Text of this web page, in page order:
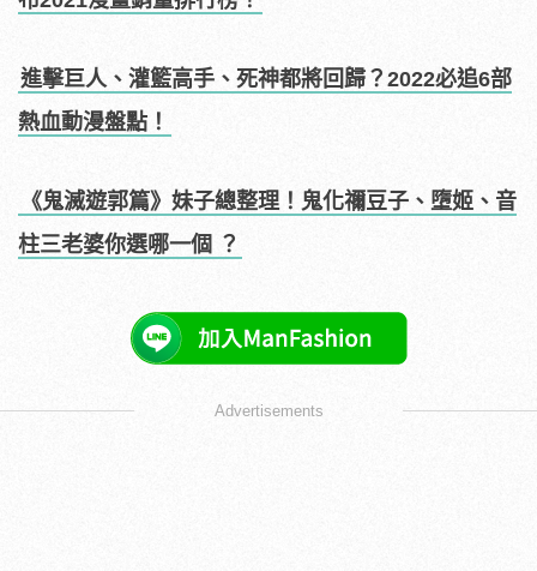
進擊巨人、灌籃高手、死神都將回歸？2022必追6部
熱血動漫盤點！
《鬼滅遊郭篇》妹子總整理！鬼化禰豆子、墮姬、音
柱三老婆你選哪一個 ？
Advertisements